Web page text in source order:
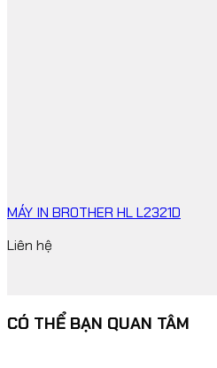
MÁY IN BROTHER HL L2321D
Liên hệ
CÓ THỂ BẠN QUAN TÂM